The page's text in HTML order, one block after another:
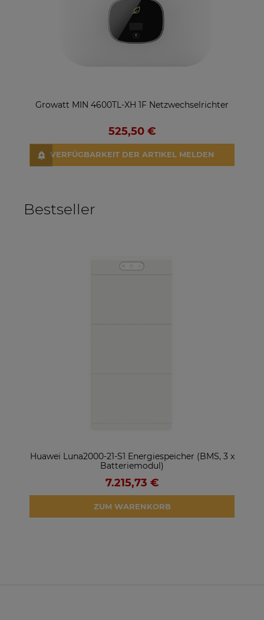
Growatt MIN 4600TL-XH 1F Netzwechselrichter
525,50 €
VERFÜGBARKEIT DER ARTIKEL MELDEN
Bestseller
Huawei Luna2000-21-S1 Energiespeicher (BMS, 3 x
Batteriemodul)
7.215,73 €
ZUM WARENKORB